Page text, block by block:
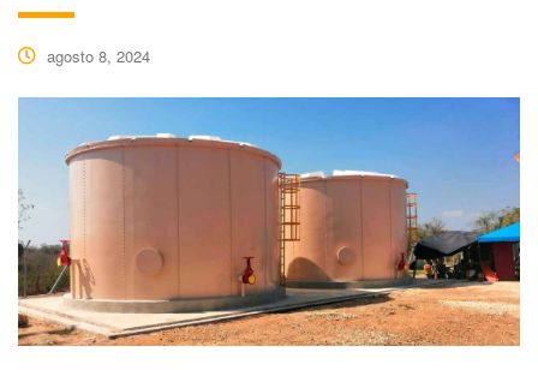
agosto 8, 2024